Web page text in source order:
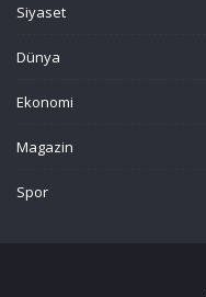
Siyaset
Dünya
Ekonomi
Magazin
Spor